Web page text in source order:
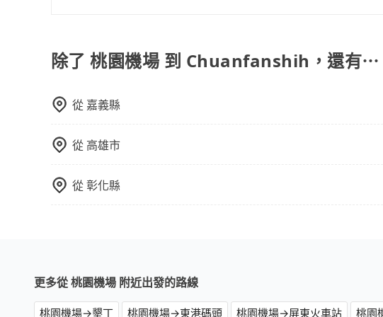
型巴士或大型遊覽車。非法改裝的車輛，不僅與車輛行照不符
車終止行程事小，如果發生意外，保險公司可不予賠償就事大
比較方便。但也有例外，比方說有些山區或路段是禁止大客車
除了 桃園機場 到 Chuanfanshih，還有⋯
從 嘉義縣
從 高雄市
從彰化縣
更多從 桃園機場 附近出發的路線
桃園機場→墾丁 桃園機場→東港碼頭 桃園機場→屏東火車站 桃園